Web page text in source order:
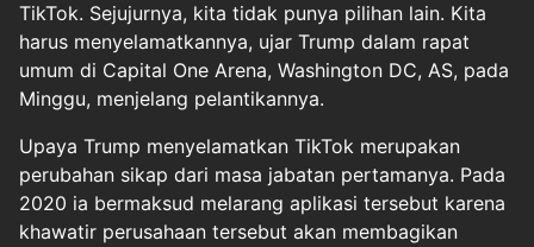
TikTok. Sejujurnya, kita tidak punya pilihan lain. Kita
harus menyelamatkannya, ujar Trump dalam rapat
umum di Capital One Arena, Washington DC, AS, pada
Minggu, menjelang pelantikannya.
Upaya Trump menyelamatkan TikTok merupakan
perubahan sikap dari masa jabatan pertamanya. Pada
2020 ia bermaksud melarang aplikasi tersebut karena
khawatir perusahaan tersebut akan membagikan